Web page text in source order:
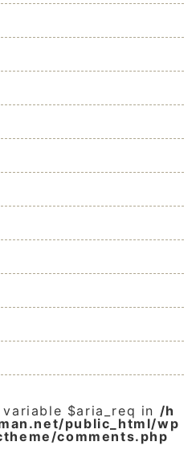
$aria_req in /h
public_html/wp
comments.php